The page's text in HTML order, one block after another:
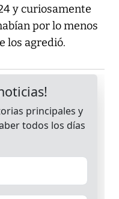
y curiosamente
por lo menos
los agredió.